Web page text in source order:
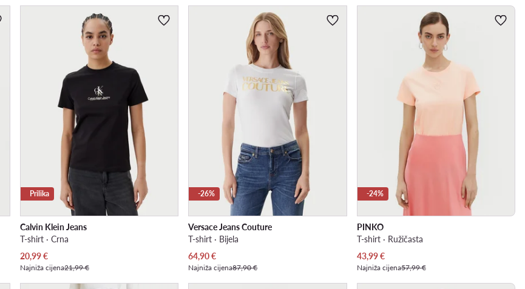
Prilika
Calvin Klein Jeans
T-shirt · Crna
Trenutna cijena
20,99€
Najniža cijena21,99 €
-26%
Versace Jeans Couture
T-shirt · Bijela
Trenutna cijena
64,90€
Najniža cijena87,90 €
-24%
PINKO
T-shirt · Ružičasta
Trenutna cijena
43,99€
Najniža cijena57,99 €